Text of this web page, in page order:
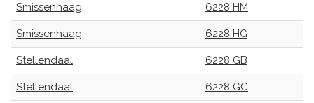
Smissenhaag 6228 HM
Smissenhaag 6228 HG
Stellendaal 6228 GB
Stellendaal 6228 GC